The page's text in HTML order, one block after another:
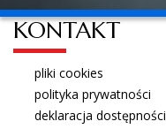
KONTAKT
pliki cookies
polityka prywatności
deklaracja dostępności